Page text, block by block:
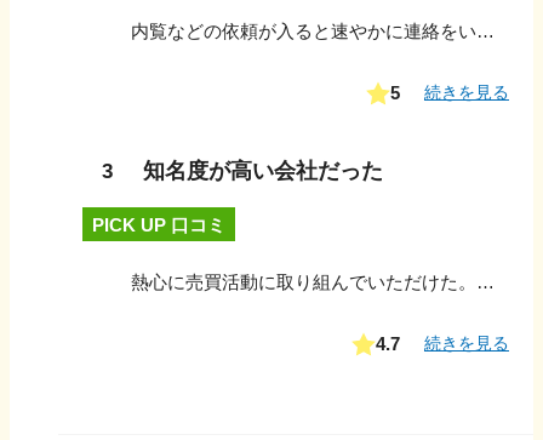
内覧などの依頼が入ると速やかに連絡をいただけ、こちらの都合が悪い場合は日程調整などを的確にしていただけた。 初めての売却でしたが、不安に思うことに丁寧に答えていただけた。
5 続きを見る
3 知名度が高い会社だった
PICK UP 口コミ
熱心に売買活動に取り組んでいただけた。また、必要以上の電話連絡もなく、ストレスなく対応していただいた。他の不動産会社からは必要以上に電話があり、少し嫌気がさしていたが、担当者の佐々木さんは必要最低限の連絡で迅速かつ、簡潔に対応していただけた。
4.7 続きを見る